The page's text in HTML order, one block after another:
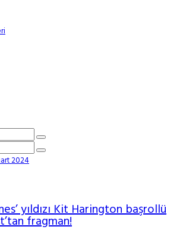
2024
yıldızı Kit Harington başrollü
fragman!